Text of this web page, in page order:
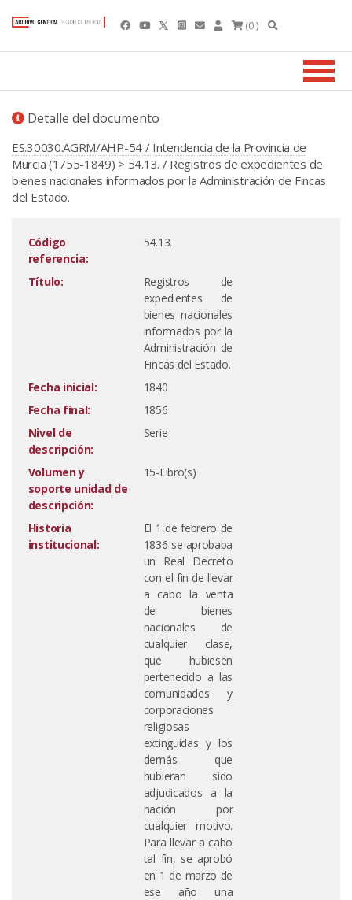
(0 )
Detalle del documento
ES.30030.AGRM/AHP-54 / Intendencia de la Provincia de
Murcia (1755-1849) > 54.13. / Registros de expedientes de
bienes nacionales informados por la Administración de Fincas
del Estado.
Código
referencia:
54.13.
Título:
Registros de
expedientes de
bienes nacionales
informados por la
Administración de
Fincas del Estado.
Fecha inicial:
1840
Fecha final:
1856
Nivel de
descripción:
Serie
Volumen y
soporte unidad de
descripción:
15-Libro(s)
Historia
institucional:
El 1 de febrero de
1836 se aprobaba
un Real Decreto
con el fin de llevar
a cabo la venta
de bienes
nacionales de
cualquier clase,
que hubiesen
pertenecido a las
comunidades y
corporaciones
religiosas
extinguidas y los
demás que
hubieran sido
adjudicados a la
nación por
cualquier motivo.
Para llevar a cabo
tal fin, se aprobó
en 1 de marzo de
ese año una